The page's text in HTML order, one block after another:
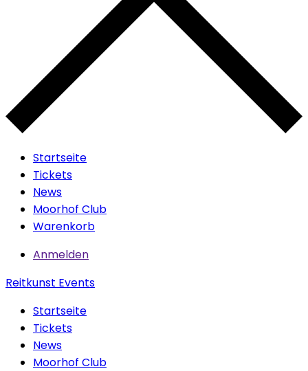
Startseite
Tickets
News
Moorhof Club
Warenkorb
Anmelden
Reitkunst Events
Startseite
Tickets
News
Moorhof Club